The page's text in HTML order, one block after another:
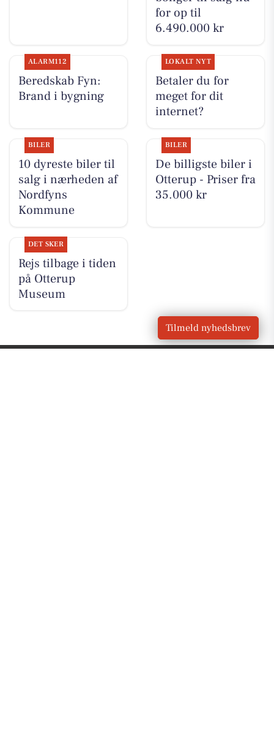
for op til
6.490.000 kr
ALARM112
Beredskab Fyn:
Brand i bygning
LOKALT NYT
Betaler du for
meget for dit
internet?
BILER
10 dyreste biler til
salg i nærheden af
Nordfyns
Kommune
BILER
De billigste biler i
Otterup - Priser fra
35.000 kr
DET SKER
Rejs tilbage i tiden
på Otterup
Museum
Tilmeld nyhedsbrev